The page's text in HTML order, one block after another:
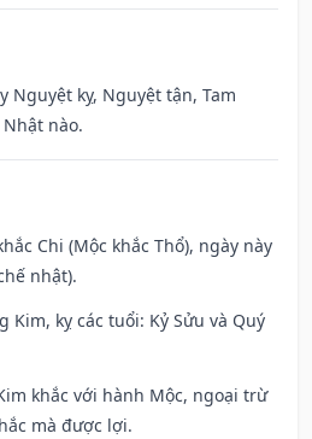
Nguyệt kỵ, Nguyệt tận, Tam
nào.
Chi (Mộc khắc Thổ), ngày này
nhật).
Kim, kỵ các tuổi: Kỷ Sửu và Quý
khắc với hành Mộc, ngoại trừ
mà được lợi.